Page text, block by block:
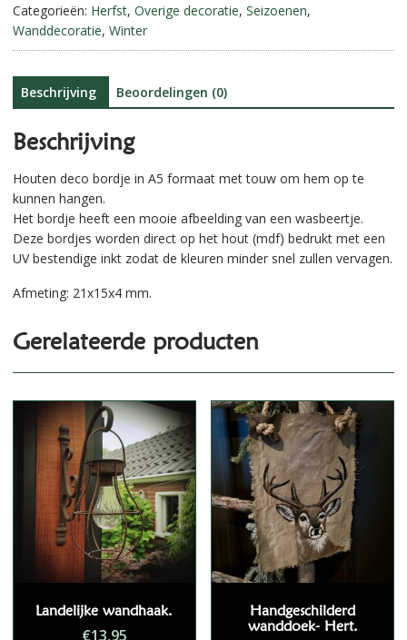
t
v
Categorieën: Herfst, Overige decoratie, Seizoenen,
Wanddecoratie, Winter
Beschrijving Beoordelingen (0)
Beschrijving
Houten deco bordje in A5 formaat met touw om hem op te
kunnen hangen.
Het bordje heeft een mooie afbeelding van een wasbeertje.
Deze bordjes worden direct op het hout (mdf) bedrukt met een
UV bestendige inkt zodat de kleuren minder snel zullen vervagen.
Afmeting: 21x15x4 mm.
Gerelateerde producten
Landelijke wandhaak.
€13,95
Handgeschilderd
wanddoek- Hert.